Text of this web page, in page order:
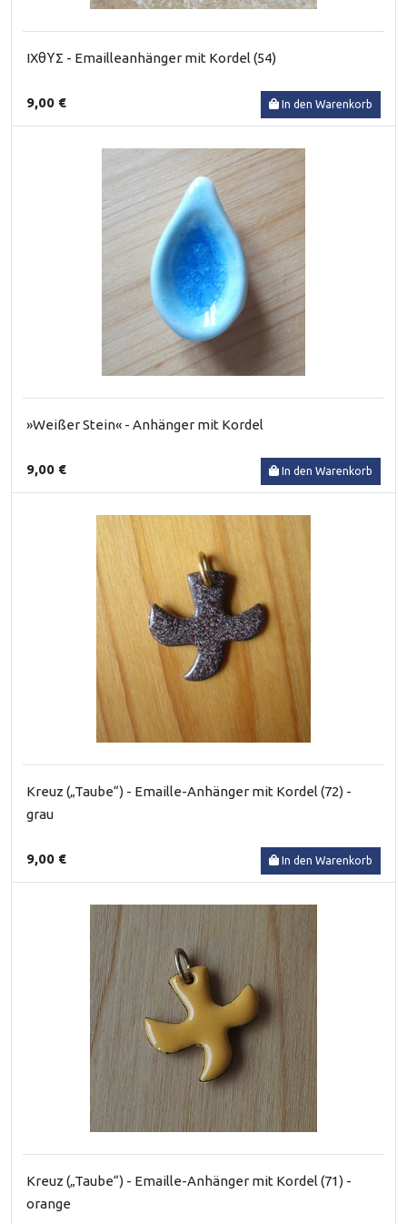
ΙΧθϒΣ - Emailleanhänger mit Kordel (54)
9,00 € In den Warenkorb
»Weißer Stein« - Anhänger mit Kordel
9,00 € In den Warenkorb
Kreuz („Taube“) - Emaille-Anhänger mit Kordel (72) -
grau
9,00 € In den Warenkorb
Kreuz („Taube“) - Emaille-Anhänger mit Kordel (71) -
orange